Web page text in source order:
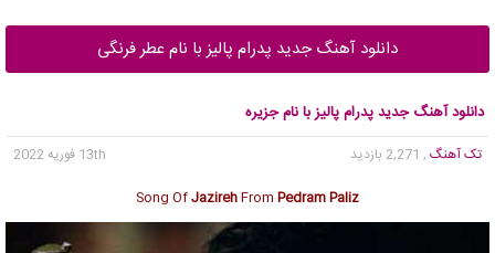
دانلود آهنگ جدید پدرام پالیز با نام عطر فرنگی
دانلود آهنگ جدید پدرام پالیز با نام جزیره
تک آهنگ , 2,271 بازدید
13th فوریه 2022
Song OfJazirehFrom Pedram Paliz